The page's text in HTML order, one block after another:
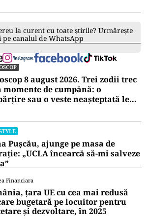
la curent cu toate știrile? Urmărește
pe canalul de WhatsApp
8 august 2026. Trei zodii trec
de cumpănă: o
sau o veste neașteptată le
Pușcău, ajunge pe masa de
„UCLA încearcă să-mi salveze
Financiara
țara UE cu cea mai redusă
bugetară pe locuitor pentru
și dezvoltare, în 2025